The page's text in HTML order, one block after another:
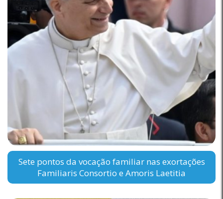
Sete pontos da vocação familiar nas exortações
Familiaris Consortio e Amoris Laetitia